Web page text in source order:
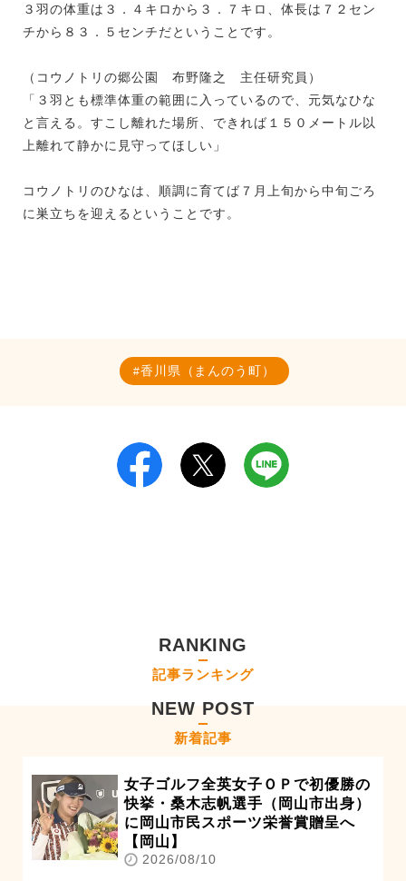
３羽の体重は３．４キロから３．７キロ、体長は７２セン
チから８３．５センチだということです。
（コウノトリの郷公園 布野隆之 主任研究員）
「３羽とも標準体重の範囲に入っているので、元気なひな
と言える。すこし離れた場所、できれば１５０メートル以
上離れて静かに見守ってほしい」
コウノトリのひなは、順調に育てば７月上旬から中旬ごろ
に巣立ちを迎えるということです。
香川県（まんのう町）
RANKING
記事ランキング
NEW POST
新着記事
女子ゴルフ全英女子ＯＰで初優勝の
快挙・桑木志帆選手（岡山市出身）
に岡山市民スポーツ栄誉賞贈呈へ
【岡山】
2026/08/10